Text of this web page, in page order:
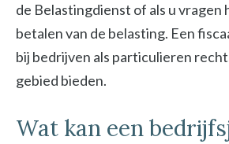
de Belastingdienst of als u
betalen van de belasting. Een
bij bedrijven als particulieren
gebied bieden.
Wat kan een